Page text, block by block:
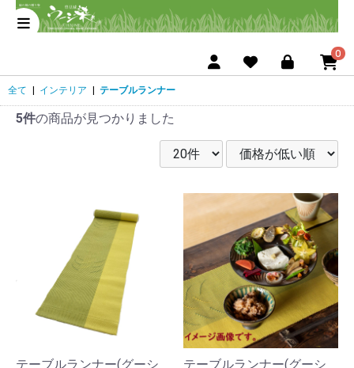
0
全て インテリア テーブルランナー
5件の商品が見つかりました
テーブルランナー(グーシ
テーブルランナー(グーシ